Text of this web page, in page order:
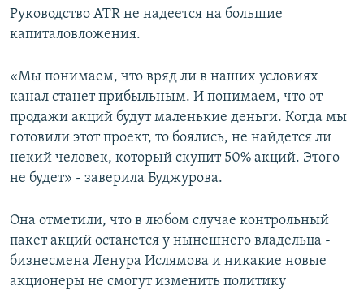
Руководство ATR не надеется на большие
капиталовложения.
«Мы понимаем, что вряд ли в наших условиях
канал станет прибыльным. И понимаем, что от
продажи акций будут маленькие деньги. Когда мы
готовили этот проект, то боялись, не найдется ли
некий человек, который скупит 50% акций. Этого
не будет» ‑ заверила Буджурова.
Она отметили, что в любом случае контрольный
пакет акций останется у нынешнего владельца ‑
бизнесмена Ленура Ислямова и никакие новые
акционеры не смогут изменить политику